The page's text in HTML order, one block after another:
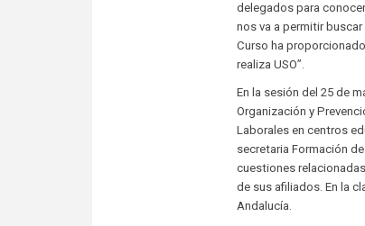
delegados para
nos va a permitir
Curso ha
realiza USO”.
En la sesión del 25 de
Organización y
Laborales en centros
secretaria Formación
cuestiones
de sus afiliados. En la
Andalucía.